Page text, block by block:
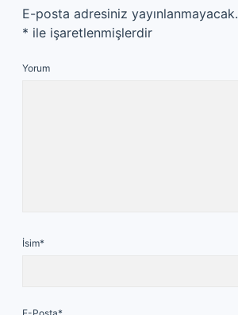
E-posta adresiniz yayınlanmayacak.
* ile işaretlenmişlerdir
Yorum
İsim*